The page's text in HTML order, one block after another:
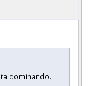
dominando.